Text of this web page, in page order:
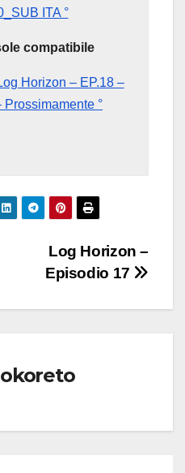
ITA °
compatibile
Horizon – EP.18 –
°
Log Horizon –
Episodio 17